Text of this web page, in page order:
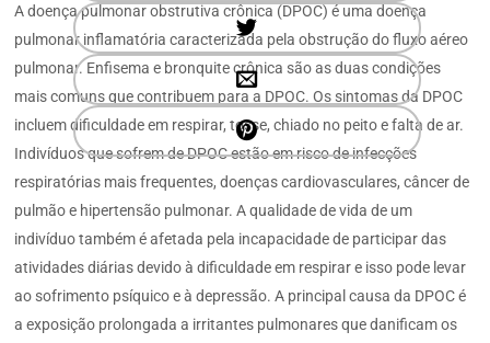
A doença pulmonar obstrutiva crônica (DPOC) é uma doença
pulmonar inflamatória caracterizada pela obstrução do fluxo aéreo
pulmonar. Enfisema e bronquite crônica são as duas condições
mais comuns que contribuem para a DPOC. Os sintomas da DPOC
incluem dificuldade em respirar, tosse, chiado no peito e falta de ar.
Indivíduos que sofrem de DPOC estão em risco de infecções
respiratórias mais frequentes, doenças cardiovasculares, câncer de
pulmão e hipertensão pulmonar. A qualidade de vida de um
indivíduo também é afetada pela incapacidade de participar das
atividades diárias devido à dificuldade em respirar e isso pode levar
ao sofrimento psíquico e à depressão. A principal causa da DPOC é
a exposição prolongada a irritantes pulmonares que danificam os